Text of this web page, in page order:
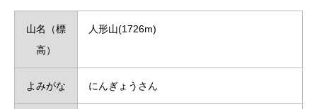
山名（標
高）
人形山(1726m)
よみがな にんぎょうさん